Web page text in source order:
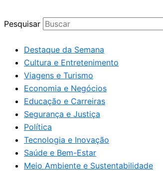
Pesquisar
Destaque da Semana
Cultura e Entretenimento
Viagens e Turismo
Economia e Negócios
Educação e Carreiras
Segurança e Justiça
Política
Tecnologia e Inovação
Saúde e Bem-Estar
Meio Ambiente e Sustentabilidade